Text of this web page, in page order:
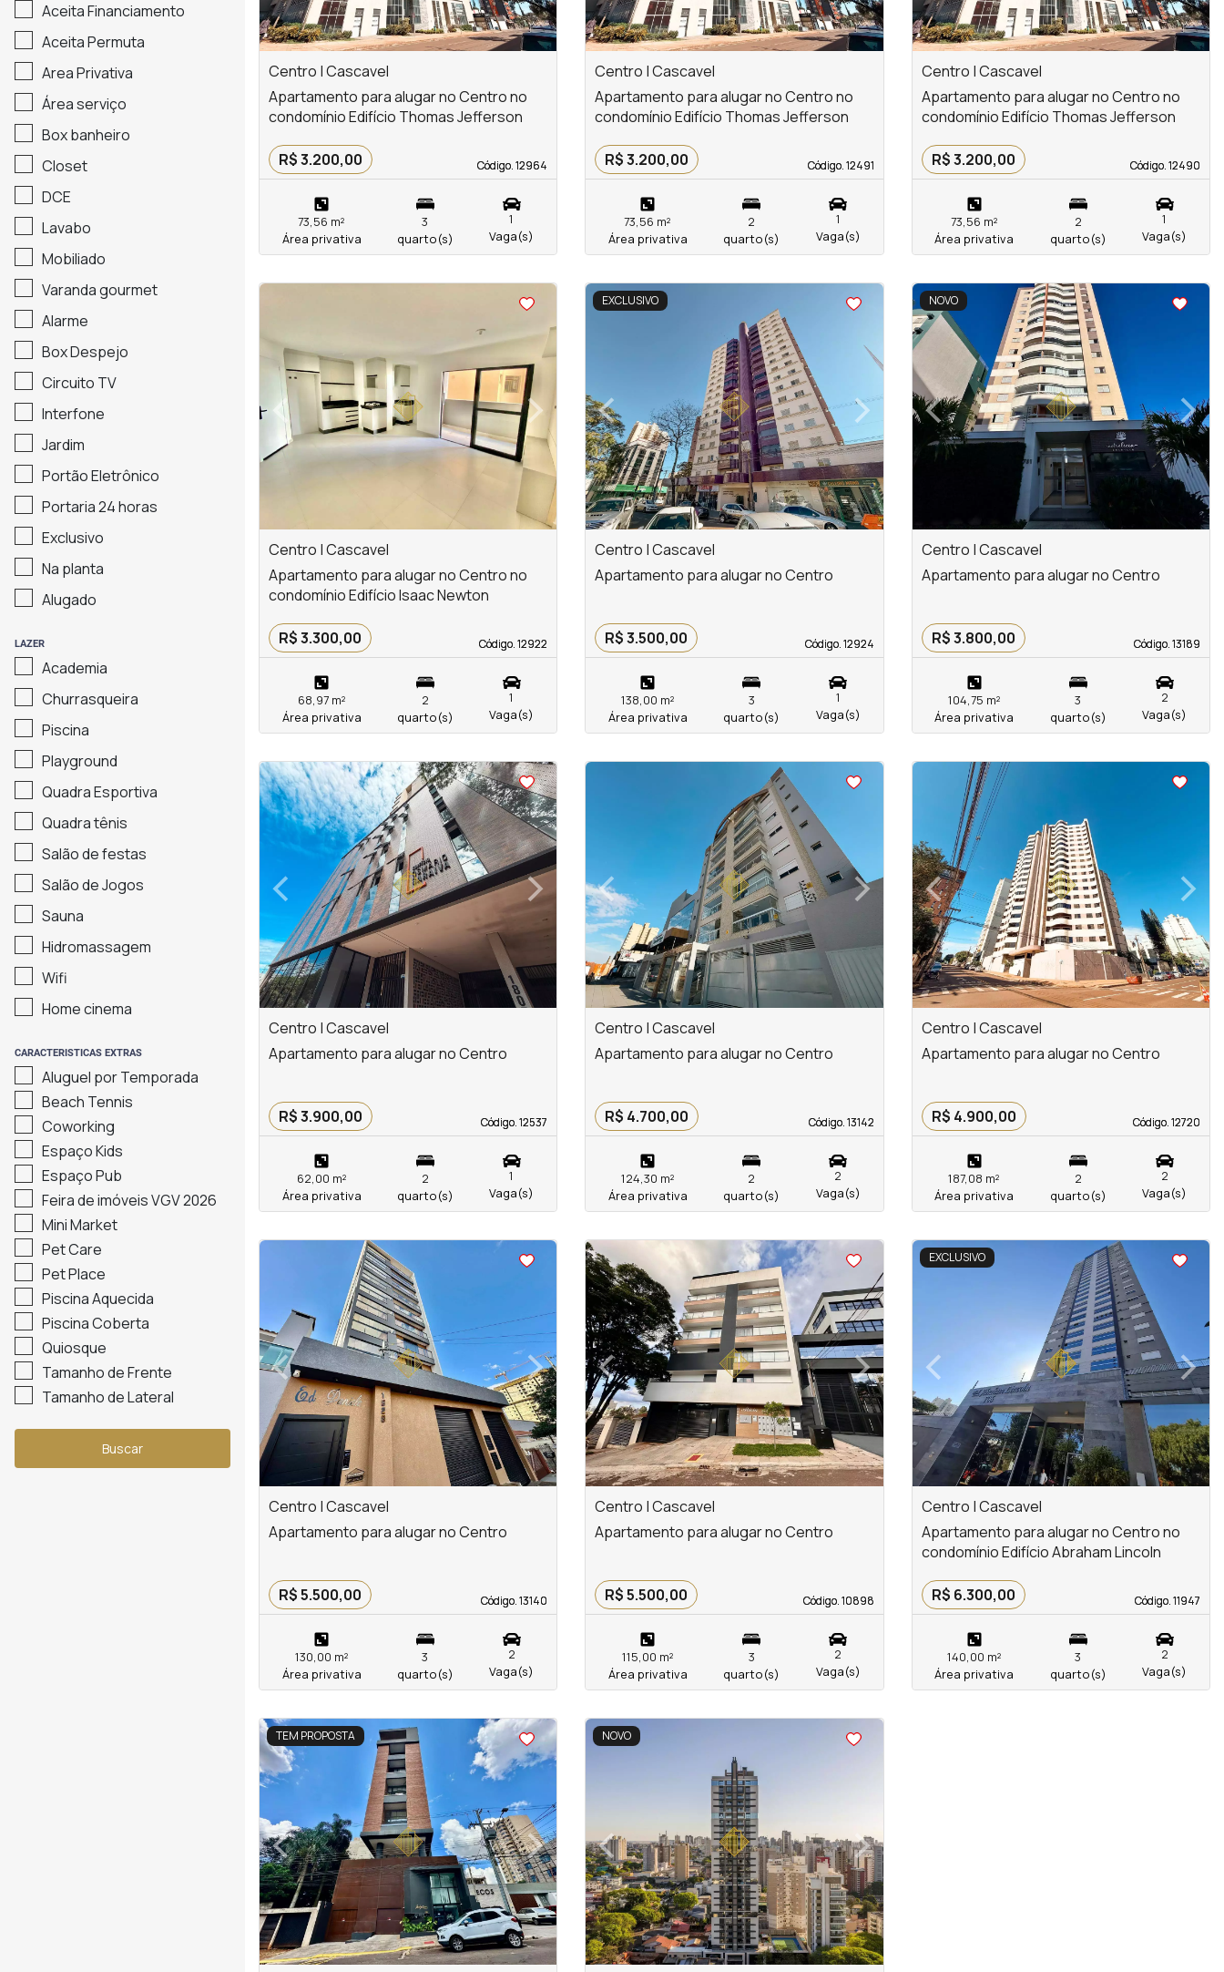
Aceita Financiamento
Aceita Permuta
Area Privativa
Área serviço
Box banheiro
Closet
DCE
Lavabo
Mobiliado
Varanda gourmet
Alarme
Box Despejo
Circuito TV
Interfone
Jardim
Portão Eletrônico
Portaria 24 horas
Exclusivo
Na planta
Alugado
LAZER
Academia
Churrasqueira
Piscina
Playground
Quadra Esportiva
Quadra tênis
Salão de festas
Salão de Jogos
Sauna
Hidromassagem
Wifi
Home cinema
CARACTERISTICAS EXTRAS
Aluguel por Temporada
Beach Tennis
Coworking
Espaço Kids
Espaço Pub
Feira de imóveis VGV 2026
Mini Market
Pet Care
Pet Place
Piscina Aquecida
Piscina Coberta
Quiosque
Tamanho de Frente
Tamanho de Lateral
Buscar
Centro | Cascavel
Código. 12964
Código. 12964
Apartamento para alugar no Centro no
condomínio Edifício Thomas Jefferson
R$ 3.200,00
73,56 m²
Área privativa
3
quarto(s)
1
Vaga(s)
Centro | Cascavel
Código. 12491
Código. 12491
Apartamento para alugar no Centro no
condomínio Edifício Thomas Jefferson
R$ 3.200,00
73,56 m²
Área privativa
2
quarto(s)
1
Vaga(s)
Centro | Cascavel
Código. 12490
Código. 12490
Apartamento para alugar no Centro no
condomínio Edifício Thomas Jefferson
R$ 3.200,00
73,56 m²
Área privativa
2
quarto(s)
1
Vaga(s)
<
‹Previous ›
Next
Centro | Cascavel
Código. 12922
Código. 12922
Apartamento para alugar no Centro no
condomínio Edifício Isaac Newton
R$ 3.300,00
68,97 m²
Área privativa
2
quarto(s)
1
Vaga(s)
EXCLUSIVO
<<<<
‹Previous ›
Next
Centro | Cascavel
Código. 12924
Código. 12924
Apartamento para alugar no Centro
R$ 3.500,00
138,00 m²
Área privativa
3
quarto(s)
1
Vaga(s)
NOVO
<<<<
‹Previous ›
Next
Centro | Cascavel
Código. 13189
Código. 13189
Apartamento para alugar no Centro
R$ 3.800,00
104,75 m²
Área privativa
3
quarto(s)
2
Vaga(s)
<<<<
‹Previous ›
Next
Centro | Cascavel
Código. 12537
Código. 12537
Apartamento para alugar no Centro
R$ 3.900,00
62,00 m²
Área privativa
2
quarto(s)
1
Vaga(s)
<
‹Previous ›
Next
Centro | Cascavel
Código. 13142
Código. 13142
Apartamento para alugar no Centro
R$ 4.700,00
124,30 m²
Área privativa
2
quarto(s)
2
Vaga(s)
<
‹Previous ›
Next
Centro | Cascavel
Código. 12720
Código. 12720
Apartamento para alugar no Centro
R$ 4.900,00
187,08 m²
Área privativa
2
quarto(s)
2
Vaga(s)
<
‹Previous ›
Next
Centro | Cascavel
Código. 13140
Código. 13140
Apartamento para alugar no Centro
R$ 5.500,00
130,00 m²
Área privativa
3
quarto(s)
2
Vaga(s)
<<
‹
Previous ›
Next
Centro | Cascavel
Código. 10898
Código. 10898
Apartamento para alugar no Centro
R$ 5.500,00
115,00 m²
Área privativa
3
quarto(s)
2
Vaga(s)
EXCLUSIVO
<<<<
‹Previous ›
Next
Centro | Cascavel
Código. 11947
Código. 11947
Apartamento para alugar no Centro no
condomínio Edifício Abraham Lincoln
R$ 6.300,00
140,00 m²
Área privativa
3
quarto(s)
2
Vaga(s)
TEM PROPOSTA
<<<<
‹Previous ›
Next
NOVO
<<<<
‹Previous ›
Next